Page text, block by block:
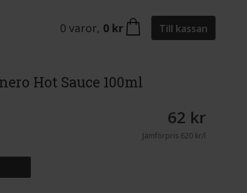
0 varor, 0 kr Till kassan
Hot Sauce 100ml
62 kr
Jämförpris620 kr/l